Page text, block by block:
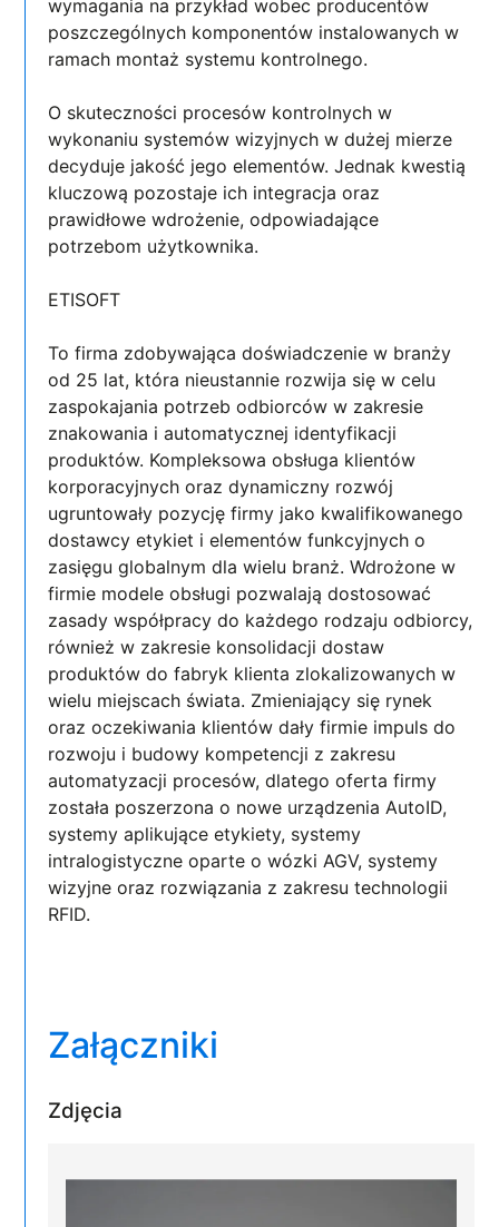
wymagania na przykład wobec producentów
poszczególnych komponentów instalowanych w
ramach montaż systemu kontrolnego.
O skuteczności procesów kontrolnych w
wykonaniu systemów wizyjnych w dużej mierze
decyduje jakość jego elementów. Jednak kwestią
kluczową pozostaje ich integracja oraz
prawidłowe wdrożenie, odpowiadające
potrzebom użytkownika.
ETISOFT
To firma zdobywająca doświadczenie w branży
od 25 lat, która nieustannie rozwija się w celu
zaspokajania potrzeb odbiorców w zakresie
znakowania i automatycznej identyfikacji
produktów. Kompleksowa obsługa klientów
korporacyjnych oraz dynamiczny rozwój
ugruntowały pozycję firmy jako kwalifikowanego
dostawcy etykiet i elementów funkcyjnych o
zasięgu globalnym dla wielu branż. Wdrożone w
firmie modele obsługi pozwalają dostosować
zasady współpracy do każdego rodzaju odbiorcy,
również w zakresie konsolidacji dostaw
produktów do fabryk klienta zlokalizowanych w
wielu miejscach świata. Zmieniający się rynek
oraz oczekiwania klientów dały firmie impuls do
rozwoju i budowy kompetencji z zakresu
automatyzacji procesów, dlatego oferta firmy
została poszerzona o nowe urządzenia AutoID,
systemy aplikujące etykiety, systemy
intralogistyczne oparte o wózki AGV, systemy
wizyjne oraz rozwiązania z zakresu technologii
RFID.
Załączniki
Zdjęcia